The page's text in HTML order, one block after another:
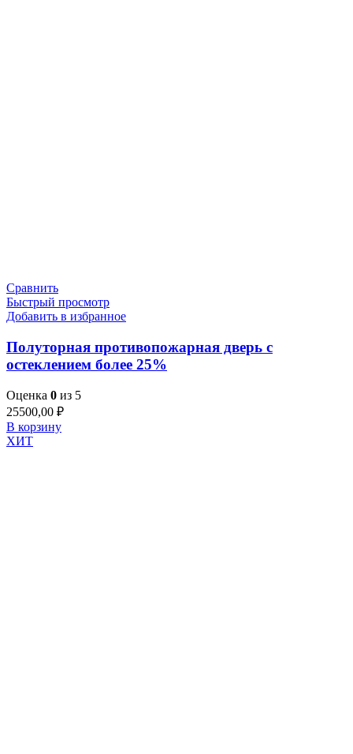
Сравнить
Быстрый просмотр
Добавить в избранное
Полуторная противопожарная дверь с
остеклением более 25%
Оценка 0 из 5
25500,00 ₽
В корзину
ХИТ